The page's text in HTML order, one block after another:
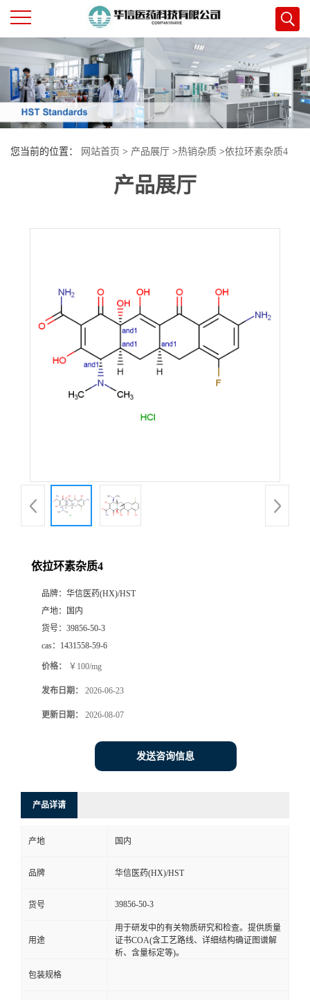
公
司
首
页
司
书
誉
方
您当前的位置： 网站首页 > 产品展厅 >热销杂质 >依拉环素杂质4
产品展厅
依拉环素杂质4
品牌： 华信医药(HX)/HST
产地：
国内
货号： 39856-50-3
cas： 1431558-59-6
价格： ￥100/mg
发布日期： 2026-06-23
更新日期： 2026-08-07
发送咨询信息
产品详请
产地 国内
品牌 华信医药(HX)/HST
货号 39856-50-3
用途
用于研发中的有关物质研究和检查。提供质量
证书COA(含工艺路线、详细结构确证图谱解
析、含量标定等)。
包装规格